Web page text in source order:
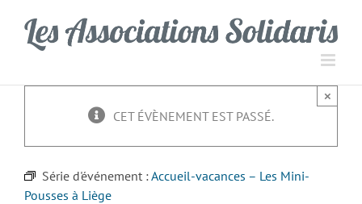
contenu
CET ÉVÈNEMENT EST PASSÉ.
×
Série d'événement :Accueil-vacances – Les Mini-
Pousses à Liège